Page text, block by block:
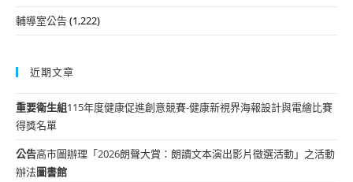
輔導室公告(1,222)
近期文章
重要衛生組115年度健康促進創意競賽-健康新視界海報設計與電繪比賽
得獎名單
公告高市圖辦理「2026朗聲大賞：朗讀文本演出影片徵選活動」之活動
辦法圖書館